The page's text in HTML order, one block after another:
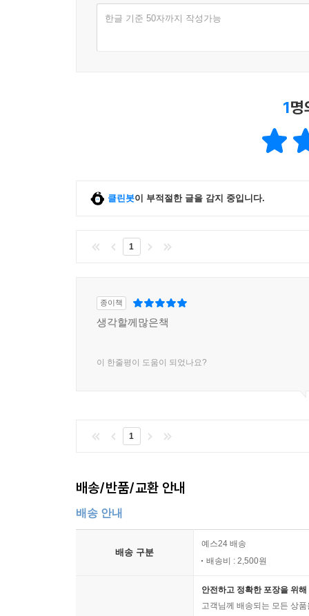
한글 기준 50자까지 작성가능
1명
클린봇이 부적절한 글을 감지 중입니다.
1
종이책
생각할께많은책
이 한줄평이 도움이 되었나요?
1
배송/반품/교환 안내
배송 안내
배송 구분
예스24 배송
배송비 : 2,500원
안전하고 정확한 포장을 위
고객님께 배송되는 모든 상